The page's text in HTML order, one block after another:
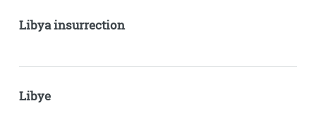
Libya insurrection
Libye